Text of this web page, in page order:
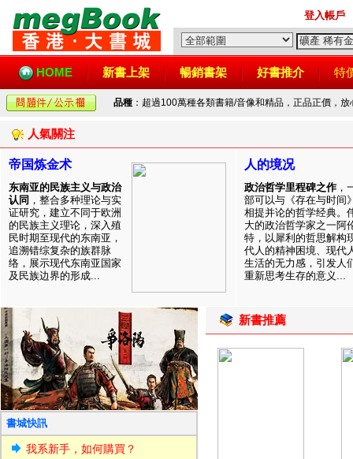
登入帳戶
HOME 新書上架 暢銷書架 好書推介 特
品種 ：超過100萬種各類書籍/音像和精品，正品正價，
人氣關注
帝国炼金术
东南亚的民族主义与政治
认同 ，整合多种理论与实
证研究，建立不同于欧洲
的民族主义理论，深入殖
民时期至现代的东南亚，
追溯错综复杂的族群脉
络，展示现代东南亚国家
及民族边界的形成...
人的境况
政治哲学里程碑之作 ，
部可以与《存在与时间
相提并论的哲学经典。
大的政治哲学家之一阿
特，以犀利的哲思解构
代人的精神困境、现代
生活的无力感，引发人
重新思考生存的意义...
書城快訊
我系新手，如何購買？
新書推薦